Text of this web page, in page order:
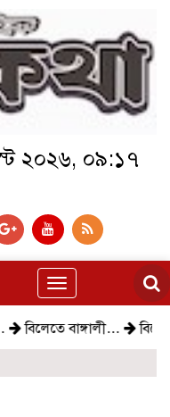
২০২৬, ০৯:১৭
Toggle
navigation
বাঙ্গালী… বিক্ষোভ,